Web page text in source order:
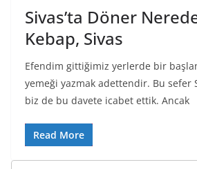
Sivas’ta Döner
Kebap, Sivas
Efendim gittiğimiz yerlerde bir
yemeği yazmak adettendir. Bu sefer
biz de bu davete icabet ettik. Ancak
Read More